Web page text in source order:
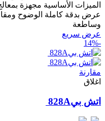
عرض بدقة كاملة الوضوح
وساطعة
عرض سريع
-14%
مقارنة
اغلاق